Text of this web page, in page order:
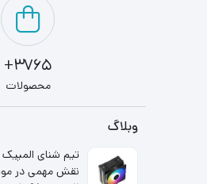
3765+
محصولات
وبلاگ
تیم شنای المپیک
نقش مهمی در